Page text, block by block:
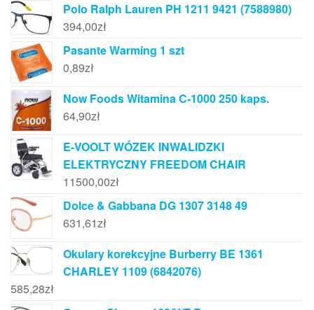
Polo Ralph Lauren PH 1211 9421 (7588980)
394,00zł
Pasante Warming 1 szt
0,89zł
Now Foods Witamina C-1000 250 kaps.
64,90zł
E-VOOLT WÓZEK INWALIDZKI
ELEKTRYCZNY FREEDOM CHAIR
11500,00zł
Dolce & Gabbana DG 1307 3148 49
631,61zł
Okulary korekcyjne Burberry BE 1361
CHARLEY 1109 (6842076)
585,28zł